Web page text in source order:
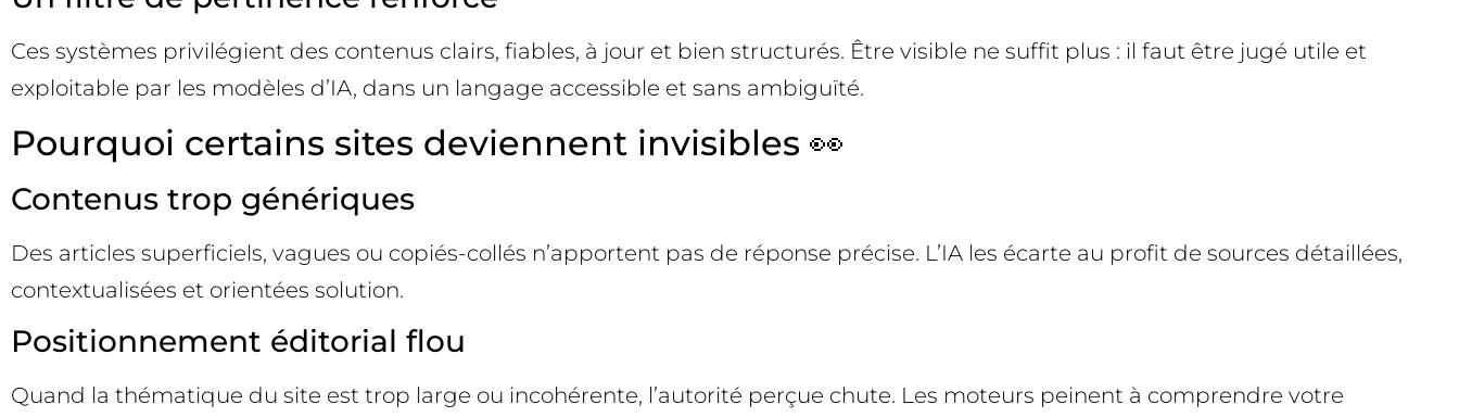
Ces systèmes privilégient des contenus clairs, fiables, à jour et bien structurés. Être visible ne suffit plus : il faut être jugé utile et
exploitable par les modèles d’IA, dans un langage accessible et sans ambiguïté.
Pourquoi certains sites deviennent invisibles 👀
Contenus trop génériques
Des articles superficiels, vagues ou copiés-collés n’apportent pas de réponse précise. L’IA les écarte au profit de sources détaillées,
contextualisées et orientées solution.
Positionnement éditorial flou
Quand la thématique du site est trop large ou incohérente, l’autorité perçue chute. Les moteurs peinent à comprendre votre